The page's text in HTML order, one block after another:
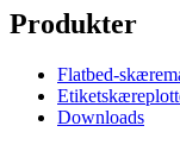
Produkter
Flatbed-
Downloads